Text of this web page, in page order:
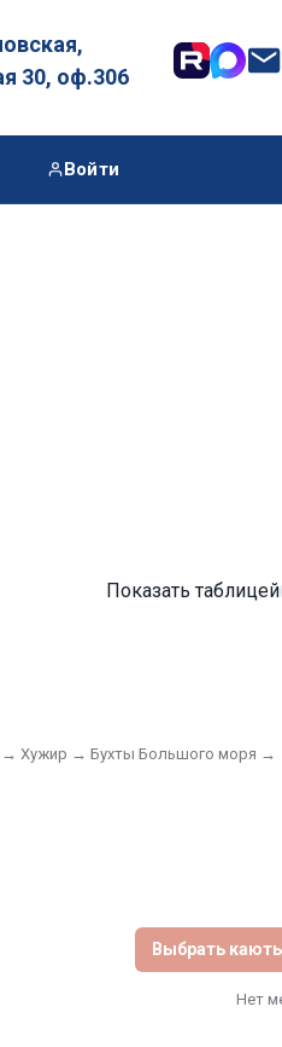
30, оф.306
Войти
Показать таблицей
Хужир → Бухты Большого моря →
Выбрать
Нет